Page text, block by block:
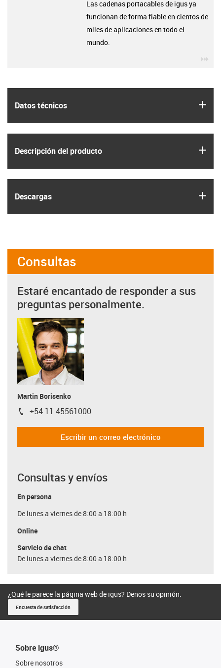
Datos técnicos
Descripción del producto
Descargas
Las cadenas portacables de igus ya
funcionan de forma fiable en cientos de
miles de aplicaciones en todo el
mundo.
Consultas
Estaré encantado de responder a sus
preguntas personalmente.
Martin Borisenko
igus-icon-phone
+54 11 45561000
Escribir un correo electrónico
Consultas y envíos
En persona
De lunes a viernes de 8:00 a 18:00 h
Online
Servicio de chat
De lunes a viernes de 8:00 a 18:00 h
¿Qué le parece la página web de igus? Denos su opinión.
Encuesta de satisfacción
Sobre igus®
Sobre nosotros